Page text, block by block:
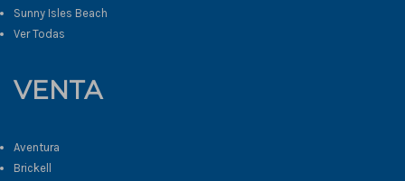
Sunny Isles Beach
Ver Todas
VENTA
Aventura
Brickell